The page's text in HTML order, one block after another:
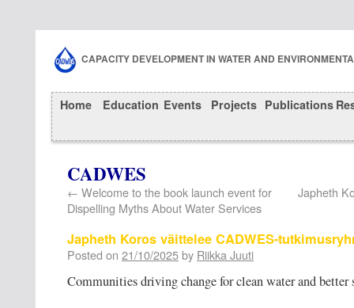
CAPACITY DEVELOPMENT IN WATER AND
Home Education Events Projects Publications
CADWES
← Welcome to the book launch event for
Dispelling Myths About Water Services
Japheth
Japheth Koros väittelee CADWES-
Posted on 21/10/2025by Riikka Juuti
Communities driving change for clean water and better